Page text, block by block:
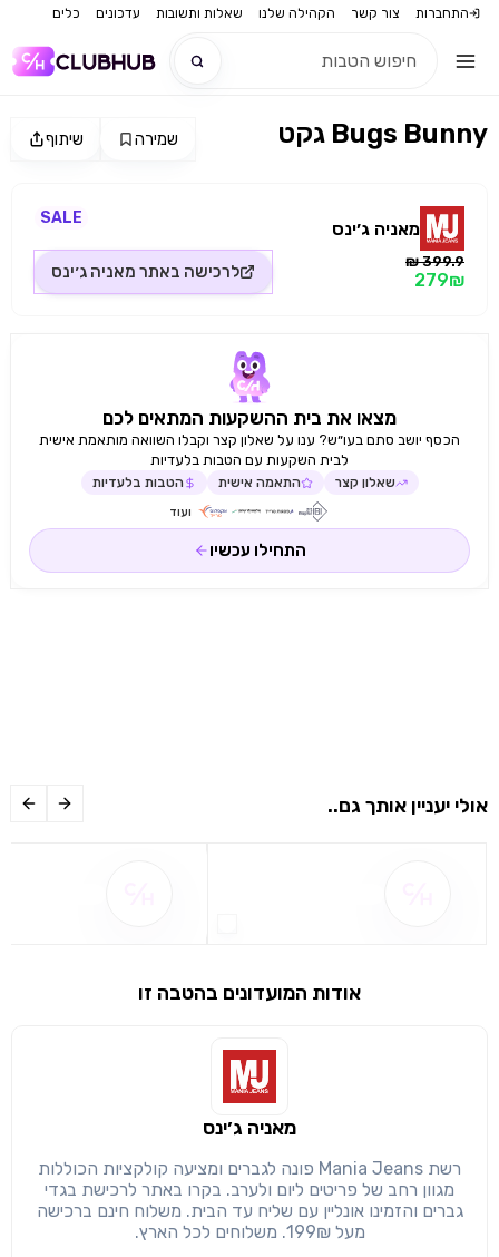
התחברות צור קשר הקהילה שלנו שאלות ותשובות עדכונים כלים
שימו לב!
הבנתי, המשך לאתר
שיתוף שמירה גקט Bugs Bunny
מאניה ג׳ינס SALE
399.9 ₪
279₪ לרכישה באתר מאניה ג׳ינס
מצאו את בית ההשקעות המתאים לכם
הכסף יושב סתם בעו״ש? ענו על שאלון קצר וקבלו השוואה מותאמת אישית
לבית השקעות עם הטבות בלעדיות
שאלון קצר התאמה אישית הטבות בלעדיות
ועוד
התחילו עכשיו
אולי יעניין אותך גם..
אודות המועדונים בהטבה זו
מאניה ג׳ינס
רשת Mania Jeans פונה לגברים ומציעה קולקציות הכוללות
מגוון רחב של פריטים ליום ולערב. בקרו באתר לרכישת בגדי
גברים והזמינו אונליין עם שליח עד הבית. משלוח חינם ברכישה
מעל 199₪. משלוחים לכל הארץ.